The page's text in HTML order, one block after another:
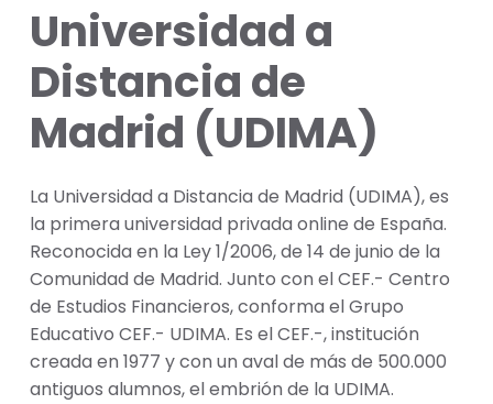
Universidad a
Distancia de
Madrid (UDIMA)
La Universidad a Distancia de Madrid (UDIMA), es
la primera universidad privada online de España.
Reconocida en la Ley 1/2006, de 14 de junio de la
Comunidad de Madrid. Junto con el CEF.- Centro
de Estudios Financieros, conforma el Grupo
Educativo CEF.- UDIMA. Es el CEF.-, institución
creada en 1977 y con un aval de más de 500.000
antiguos alumnos, el embrión de la UDIMA.